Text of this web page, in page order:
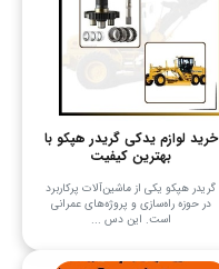
خرید لوازم یدکی گریدر هپکو با
بهترین کیفیت
گریدر هپکو یکی از ماشین‌آلات پرکاربرد
در حوزه راه‌سازی و پروژه‌های عمرانی
است. این دس ...